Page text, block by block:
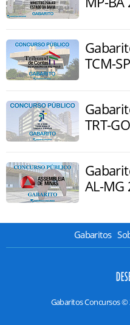
TCM-
TRT-GO
AL-MG
Gabaritos
Gabaritos Concursos ©